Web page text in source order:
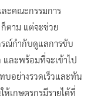
ะคณะกรรมการ
ตาม แต่จะช่วย
รณ์กำกับดูแลการขับ
และพร้อมที่จะเข้าไป
อย่างรวดเร็วและทัน
เกษตรกรมีรายได้ที่